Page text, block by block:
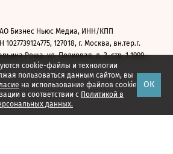
cookie-файлы и технологии
пользоваться данным сайтом, вы
на использование файлов cookie
в соответствии с Политикой в
данных.
ОК
Бизнес Ньюс Медиа, ИНН/КПП
1027739124775, 127018, г. Москва, вн.тер.г.
Роща, ул. Полковая, д. 3, стр. 1 1999—